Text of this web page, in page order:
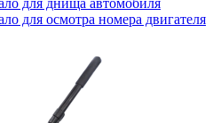
для днища автомобиля
для осмотра номера двигателя